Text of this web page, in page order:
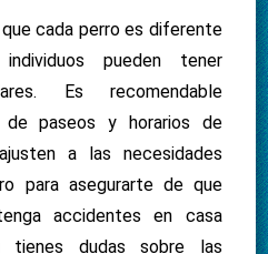
cada perro es diferente
pueden tener
Es recomendable
de paseos y horarios de
a las necesidades
para asegurarte de que
accidentes en casa
tienes dudas sobre las